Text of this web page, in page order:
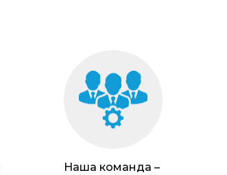
Наша команда –